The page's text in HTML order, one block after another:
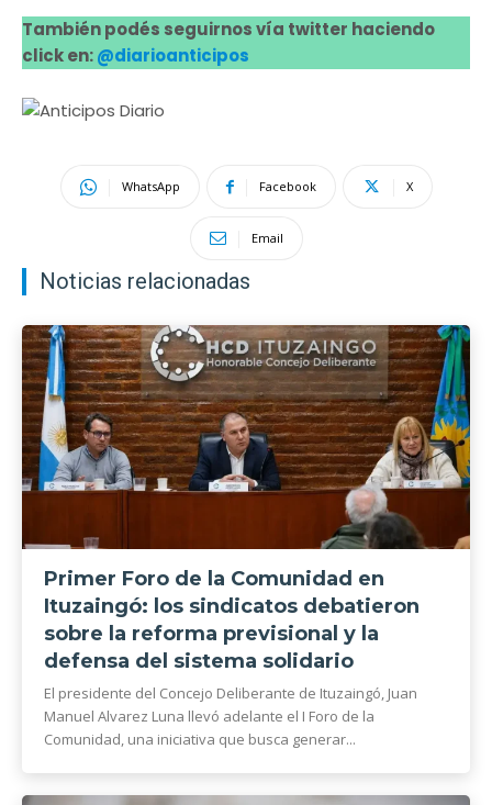
También podés seguirnos vía twitter haciendo
click en:@diarioanticipos
WhatsApp Facebook X
Email
Noticias relacionadas
Primer Foro de la Comunidad en
Ituzaingó: los sindicatos debatieron
sobre la reforma previsional y la
defensa del sistema solidario
El presidente del Concejo Deliberante de Ituzaingó, Juan
Manuel Alvarez Luna llevó adelante el I Foro de la
Comunidad, una iniciativa que busca generar...